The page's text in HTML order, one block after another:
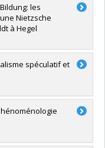
les
Nietzsche
à Hegel
spéculatif et